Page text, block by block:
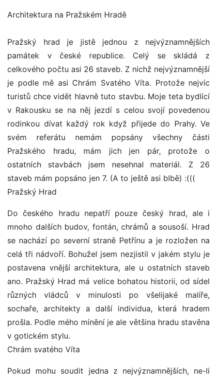
Architektura na Pražském Hradě
Pražský hrad je jistě jednou z nejvýznamnějších
památek v české republice. Celý se skládá z
celkového počtu asi 26 staveb. Z nichž nejvýznamnější
je podle mě asi Chrám Svatého Víta. Protože nejvíc
turistů chce vidět hlavně tuto stavbu. Moje teta bydlící
v Rakousku se na něj jezdí s celou svojí povedenou
rodinkou dívat každý rok když přijede do Prahy. Ve
svém referátu nemám popsány všechny části
Pražského hradu, mám jich jen pár, protože o
ostatních stavbách jsem nesehnal materiál. Z 26
staveb mám popsáno jen 7. (A to ještě asi blbě) :(((
Pražský Hrad
Do českého hradu nepatří pouze český hrad, ale i
mnoho dalších budov, fontán, chrámů a sousoší. Hrad
se nachází po severní straně Petřínu a je rozložen na
celá tři nádvoří. Bohužel jsem nezjistil v jakém stylu je
postavena vnější architektura, ale u ostatních staveb
ano. Pražský Hrad má velice bohatou historii, od sídel
různých vládců v minulosti po všelijaké malíře,
sochaře, architekty a další individua, která hradem
prošla. Podle mého mínění je ale většina hradu stavěna
v gotickém stylu.
Chrám svatého Víta
Pokud mohu soudit jedna z nejvýznamnějších, ne-li